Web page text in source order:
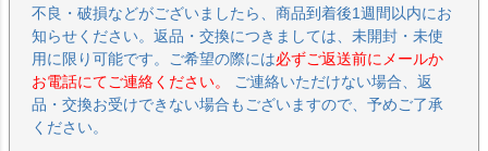
不良・破損などがございましたら、商品到着後1週間以内にお
知らせください。返品・交換につきましては、未開封・未使
用に限り可能です。ご希望の際には必ずご返送前にメールか
お電話にてご連絡ください。
ご連絡いただけない場合、返
品・交換お受けできない場合もございますので、予めご了承
ください。